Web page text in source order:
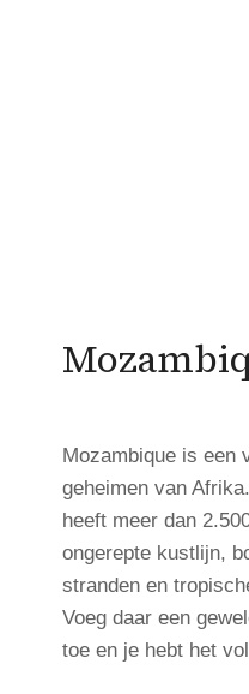
Mozambique is een
geheimen van
heeft meer dan
ongerepte kustlijn,
stranden en
Voeg daar een
toe en je hebt het